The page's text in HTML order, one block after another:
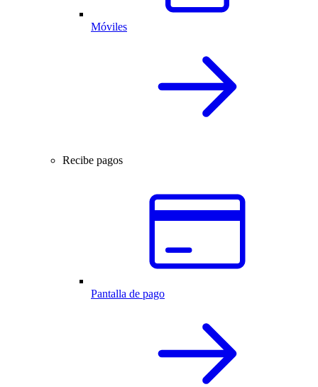
Móviles
Recibe pagos
Pantalla de pago